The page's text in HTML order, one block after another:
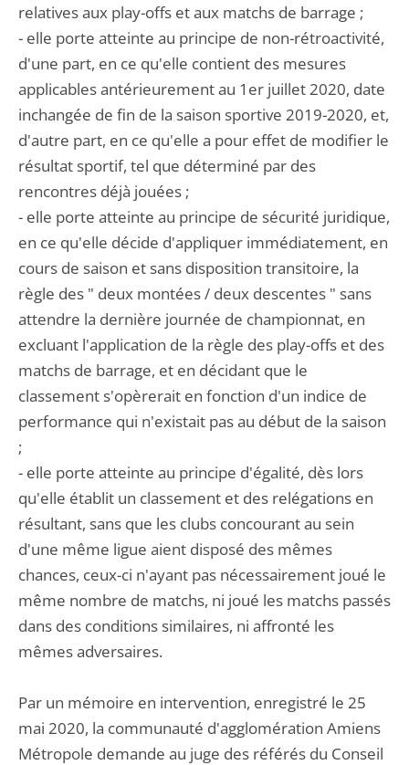
relatives aux play-offs et aux matchs de barrage ;
- elle porte atteinte au principe de non-rétroactivité,
d'une part, en ce qu'elle contient des mesures
applicables antérieurement au 1er juillet 2020, date
inchangée de fin de la saison sportive 2019-2020, et,
d'autre part, en ce qu'elle a pour effet de modifier le
résultat sportif, tel que déterminé par des
rencontres déjà jouées ;
- elle porte atteinte au principe de sécurité juridique,
en ce qu'elle décide d'appliquer immédiatement, en
cours de saison et sans disposition transitoire, la
règle des " deux montées / deux descentes " sans
attendre la dernière journée de championnat, en
excluant l'application de la règle des play-offs et des
matchs de barrage, et en décidant que le
classement s'opèrerait en fonction d'un indice de
performance qui n'existait pas au début de la saison
;
- elle porte atteinte au principe d'égalité, dès lors
qu'elle établit un classement et des relégations en
résultant, sans que les clubs concourant au sein
d'une même ligue aient disposé des mêmes
chances, ceux-ci n'ayant pas nécessairement joué le
même nombre de matchs, ni joué les matchs passés
dans des conditions similaires, ni affronté les
mêmes adversaires.
Par un mémoire en intervention, enregistré le 25
mai 2020, la communauté d'agglomération Amiens
Métropole demande au juge des référés du Conseil